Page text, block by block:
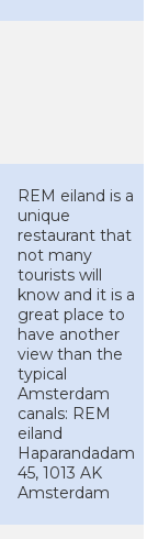
REM eiland is a
unique
restaurant that
not many
tourists will
know and it is a
great place to
have another
view than the
typical
Amsterdam
canals: REM
eiland
Haparandadam
45, 1013 AK
Amsterdam